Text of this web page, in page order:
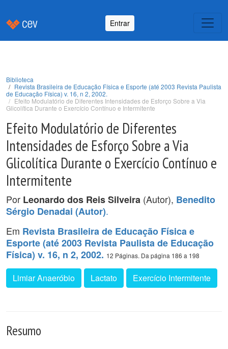
Entrar
Biblioteca
Revista Brasileira de Educação Física e Esporte (até 2003 Revista Paulista
de Educação Física) v. 16, n 2, 2002.
Efeito Modulatório de Diferentes Intensidades de Esforço Sobre a Via
Glicolítica Durante o Exercício Contínuo e Intermitente
Efeito Modulatório de Diferentes
Intensidades de Esforço Sobre a Via
Glicolítica Durante o Exercício Contínuo e
Intermitente
Por Leonardo dos Reis Silveira (Autor), Benedito
Sérgio Denadai (Autor).
Em Revista Brasileira de Educação Física e
Esporte (até 2003 Revista Paulista de Educação
Física) v. 16, n 2, 2002. 12 Páginas. Da página 186 a 198
Limiar Anaeróbio Lactato Exercício Intermitente
Resumo